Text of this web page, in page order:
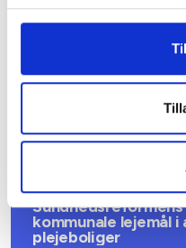
Ansvar for
kommunale lejemål
plejeboliger